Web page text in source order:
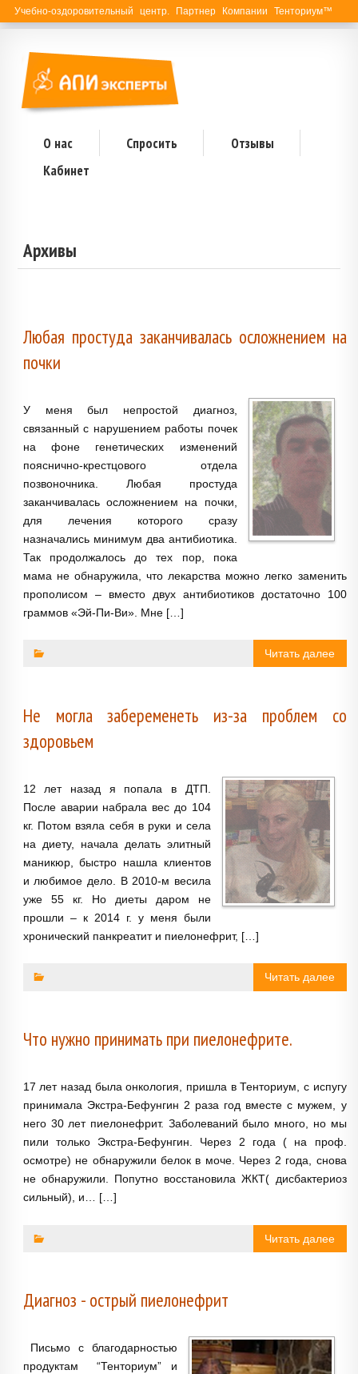
Учебно-оздоровительный центр. Партнер Компании Тенториум™
О нас Спросить
Отзывы
Кабинет
Архивы
Любая простуда заканчивалась осложнением на
почки
У меня был непростой диагноз,
связанный с нарушением работы почек
на фоне генетических изменений
пояснично-крестцового отдела
позвоночника. Любая простуда
заканчивалась осложнением на почки,
для лечения которого сразу
назначались минимум два антибиотика.
Так продолжалось до тех пор, пока
мама не обнаружила, что лекарства можно легко заменить
прополисом – вместо двух антибиотиков достаточно 100
граммов «Эй-Пи-Ви». Мне […]
Читать далее
Не могла забеременеть из-за проблем со
здоровьем
12 лет назад я попала в ДТП.
После аварии набрала вес до 104
кг. Потом взяла себя в руки и села
на диету, начала делать элитный
маникюр, быстро нашла клиентов
и любимое дело. В 2010-м весила
уже 55 кг. Но диеты даром не
прошли – к 2014 г. у меня были
хронический панкреатит и пиелонефрит, […]
Читать далее
Что нужно принимать при пиелонефрите.
17 лет назад была онкология, пришла в Тенториум, с испугу
принимала Экстра-Бефунгин 2 раза год вместе с мужем, у
него 30 лет пиелонефрит. Заболеваний было много, но мы
пили только Экстра-Бефунгин. Через 2 года ( на проф.
осмотре) не обнаружили белок в моче. Через 2 года, снова
не обнаружили. Попутно восстановила ЖКТ( дисбактериоз
сильный), и… […]
Читать далее
Диагноз - острый пиелонефрит
Письмо с благодарностью
продуктам “Тенториум” и